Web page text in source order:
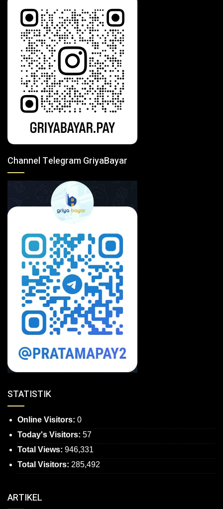
Channel Telegram GriyaBayar
STATISTIK
Online Visitors: 0
Today's Visitors: 57
Total Views: 946,331
Total Visitors: 285,492
ARTIKEL